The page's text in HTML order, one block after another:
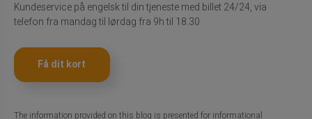
Kundeservice på engelsk til din tjeneste med billet 24/24, via
telefon fra mandag til lørdag fra 9h til 18.30
Få dit kort
The information provided on this blog is presented for informational